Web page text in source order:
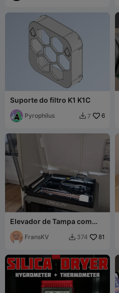
Suporte do filtro K1 K1C
Pyrophilus  7 6
Elevador de Tampa com
Dobradiça Esquerda de
20mm para K1 e K1C
(Perfeito para CFS)
FransKV  374 81